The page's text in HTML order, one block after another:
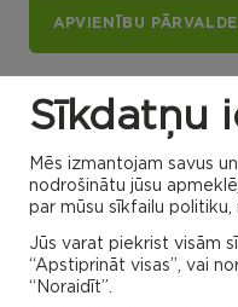
APVIENĪBU
Dricānu apvienības
pārvalde
Nagļu pagasts
Gaigalavas
pagasts
Sīkdatņu
Mēs izmantojam savus
nodrošinātu jūsu
par mūsu sīkfailu politiku,
Jūs varat piekrist visām
“Apstiprināt visas”, vai
“Noraidīt”.